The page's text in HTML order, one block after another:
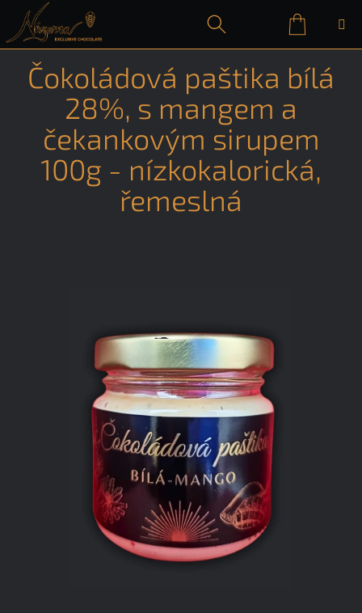
obsah
HledatPřihlášeníNákupní
košík
Čokoládová paštika bílá
28%, s mangem a
čekankovým sirupem
100g - nízkokalorická,
řemeslná